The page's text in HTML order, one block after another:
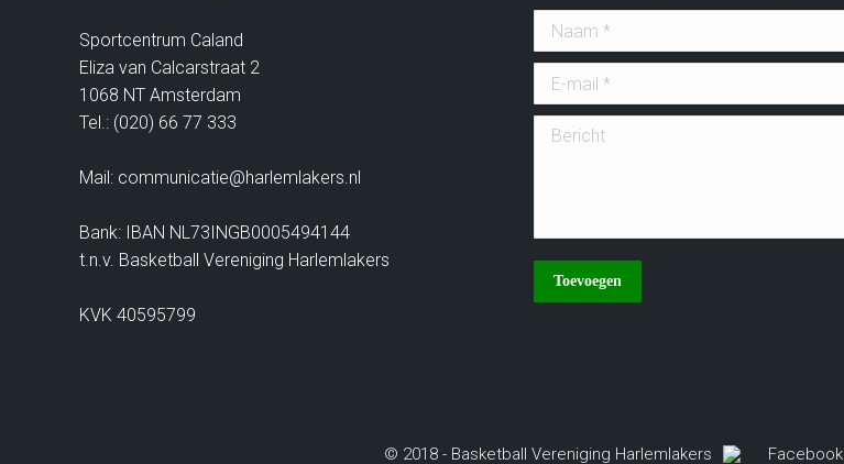
Sportcentrum Caland
Eliza van Calcarstraat 2
1068 NT Amsterdam
Tel.: (020) 66 77 333
Mail: communicatie@harlemlakers.nl
Bank: IBAN NL73INGB0005494144
t.n.v. Basketball Vereniging Harlemlakers
KVK 40595799
Naam *
E-mail *
Bericht
Toevoegen
© 2018 - Basketball Vereniging Harlemlakers Facebook